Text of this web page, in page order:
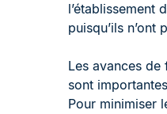
l’établissement
puisqu’ils n’ont
Les avances de
sont
Pour minimiser